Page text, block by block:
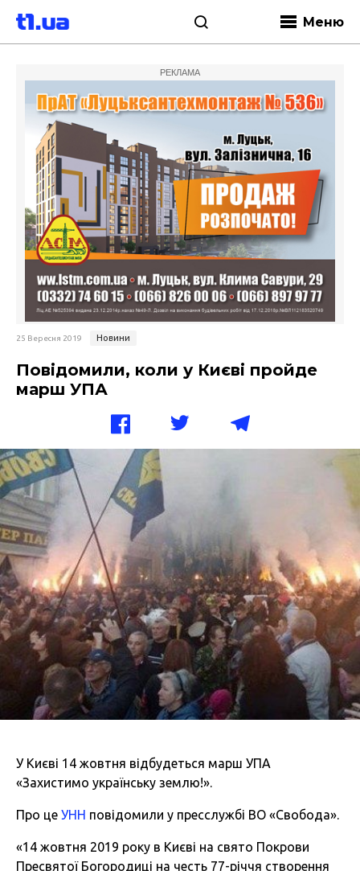
Меню
РЕКЛАМА
25 Вересня 2019 Новини
Повідомили, коли у Києві пройде
марш УПА
У Києві 14 жовтня відбудеться марш УПА
«Захистимо українську землю!».
Про це УНН повідомили у пресслужбі ВО «Свобода».
«14 жовтня 2019 року в Києві на свято Покрови
Пресвятої Богородиці на честь 77-річчя створення